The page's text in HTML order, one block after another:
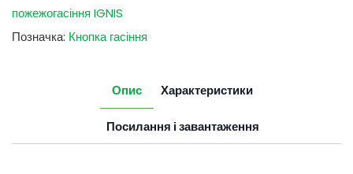
пожежогасіння IGNIS
Позначка: Кнопка гасіння
Опис Характеристики
Посилання і завантаження